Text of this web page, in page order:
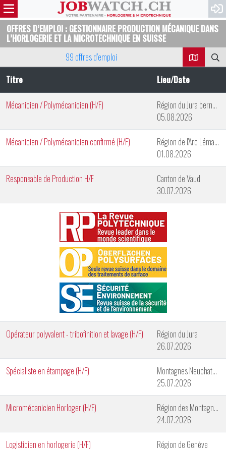
OFFRES D’EMPLOI : GESTIONNAIRE PRODUCTION MÉCANIQUE DANS
L’HORLOGERIE ET LA MICROTECHNIQUE EN SUISSE
99 offres d’emploi
Titre
Lieu/Date
Mécanicien / Polymécanicien (H/F)
Région du Jura bernois
05.08.2026
Mécanicien / Polymécanicien confirmé (H/F)
Région de l'Arc Lémanique
01.08.2026
Responsable de Production H/F
Canton de Vaud
30.07.2026
Opérateur polyvalent - tribofinition et lavage (H/F)
Région du Jura
26.07.2026
Spécialiste en étampage (H/F)
Montagnes Neuchateloises
25.07.2026
Micromécanicien Horloger (H/F)
Région des Montagnes Neuchâteloises
24.07.2026
Logisticien en horlogerie (H/F)
Région de Genève